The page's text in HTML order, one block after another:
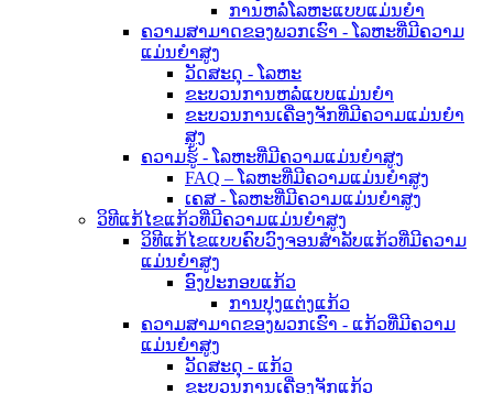
ການຫລໍ່ໂລຫະແບບແມ່ນຍໍາ
ຄວາມສາມາດຂອງພວກເຮົາ - ໂລຫະທີ່ມີຄວາມ
ແມ່ນຍໍາສູງ
ວັດສະດຸ - ໂລຫະ
ຂະບວນການຫລໍ່ແບບແມ່ນຍໍາ
ຂະບວນການເຄື່ອງຈັກທີ່ມີຄວາມແມ່ນຍໍາ
ສູງ
ຄວາມຮູ້ - ໂລຫະທີ່ມີຄວາມແມ່ນຍໍາສູງ
FAQ – ໂລຫະທີ່ມີຄວາມແມ່ນຍໍາສູງ
ເຄສ - ໂລຫະທີ່ມີຄວາມແມ່ນຍໍາສູງ
ວິທີແກ້ໄຂແກ້ວທີ່ມີຄວາມແມ່ນຍໍາສູງ
ວິທີແກ້ໄຂແບບຄົບວົງຈອນສຳລັບແກ້ວທີ່ມີຄວາມ
ແມ່ນຍໍາສູງ
ອົງປະກອບແກ້ວ
ການປຸງແຕ່ງແກ້ວ
ຄວາມສາມາດຂອງພວກເຮົາ - ແກ້ວທີ່ມີຄວາມ
ແມ່ນຍໍາສູງ
ວັດສະດຸ - ແກ້ວ
ຂະບວນການເຄື່ອງຈັກແກ້ວ